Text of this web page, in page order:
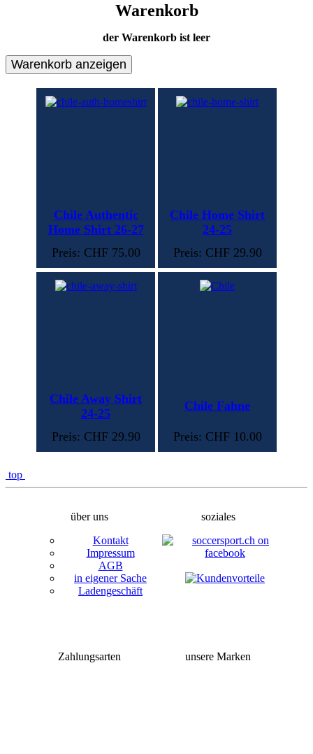
Warenkorb
der Warenkorb ist leer
Chile Authentic
Home Shirt 26-27
Preis: CHF 75.00
Chile Home Shirt
24-25
Preis: CHF 29.90
Chile Away Shirt
24-25
Preis: CHF 29.90
Chile Fahne
Preis: CHF 10.00
top
über uns
Kontakt
Impressum
AGB
in eigener Sache
Ladengeschäft
soziales
Zahlungsarten unsere Marken